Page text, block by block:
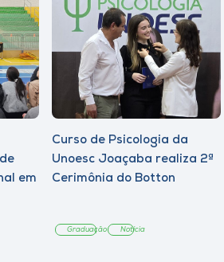
em
Curso de Psicologia da
Unoesc Joaçaba realiza 2ª
Cerimônia do Botton
Graduação Notícia